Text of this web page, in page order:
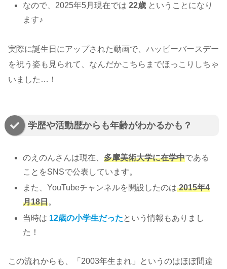
なので、2025年5月現在では22歳 ということになり
ます♪
実際に誕生日にアップされた動画で、ハッピーバースデー
を祝う姿も見られて、なんだかこちらまでほっこりしちゃ
いました…！
学歴や活動歴からも年齢がわかるかも？
のえのんさんは現在、多摩美術大学に在学中である
ことをSNSで公表しています。
また、YouTubeチャンネルを開設したのは 2015年4
月18日。
当時は 12歳の小学生だった という情報もありまし
た！
この流れからも、「2003年生まれ」というのはほぼ間違